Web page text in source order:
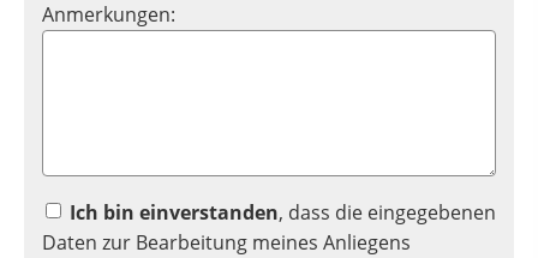
Anmerkungen:
Ich bin einverstanden, dass die eingegebenen
Daten zur Bearbeitung meines Anliegens